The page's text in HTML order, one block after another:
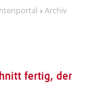
Archiv
fertig, der